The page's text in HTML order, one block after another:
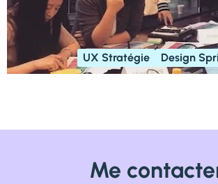
UX Stratégie Design
Me